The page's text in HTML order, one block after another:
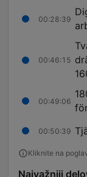
00:28:39
00:46:15
00:49:06
00:50:39
Kliknite na
Najvažniji